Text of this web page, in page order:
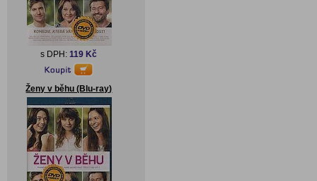
s DPH:119 Kč
Ženy v běhu (Blu-ray)